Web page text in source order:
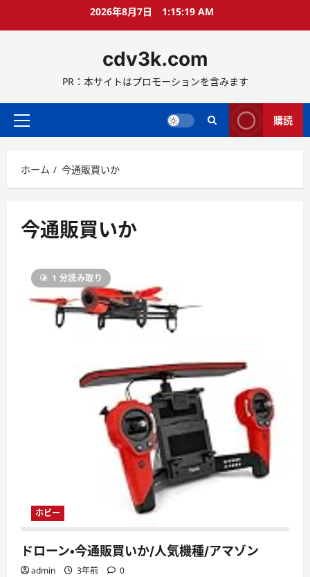
ス
ッ
2026年8月7日 1:15:19 AM
cdv3k.com
PR：本サイトはプロモーションを含みます
メ
メ
ニ
ー
購読
ホーム 今通販買いか
今通販買いか
1 分読み取り
ホビー
ドローン・今通販買いか/人気機種/アマゾン
admin 3年前 0